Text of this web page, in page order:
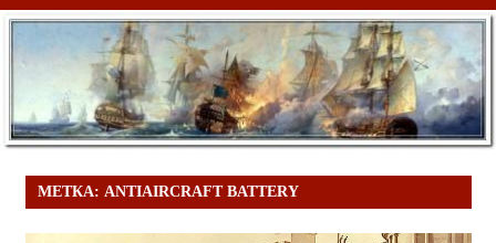
МЕТКА: ANTIAIRCRAFT BATTERY